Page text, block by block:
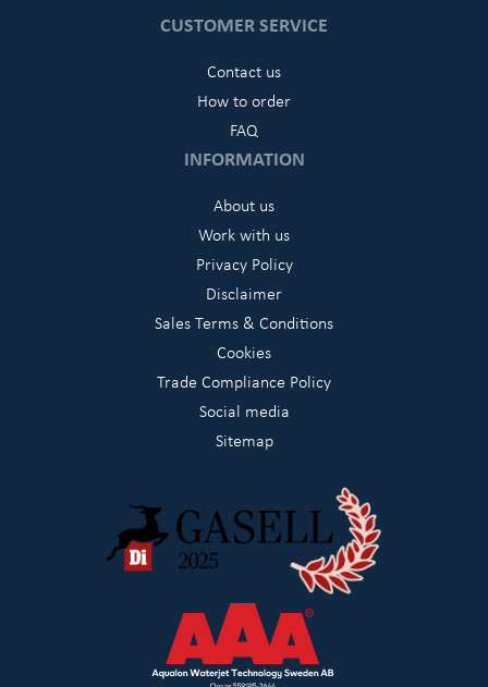
CUSTOMER SERVICE
Contact us
How to order
FAQ
INFORMATION
About us
Work with us
Privacy Policy
Disclaimer
Sales Terms & Conditions
Cookies
Trade Compliance Policy
Social media
Sitemap